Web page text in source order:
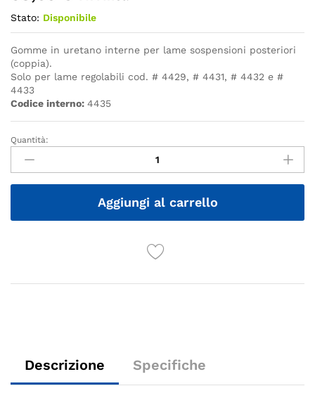
Stato: Disponibile
Gomme in uretano interne per lame sospensioni posteriori
(coppia).
Solo per lame regolabili cod. # 4429, # 4431, # 4432 e #
4433
Codice interno: 4435
Quantità
Quantità:
Aggiungi al carrello
Descrizione Specifiche